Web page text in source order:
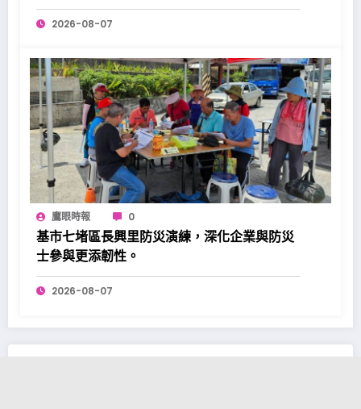
2026-08-07
鷹眼時報 0
基市七堵區長興里防災演練，深化企業與防災
士參與更添韌性。
2026-08-07